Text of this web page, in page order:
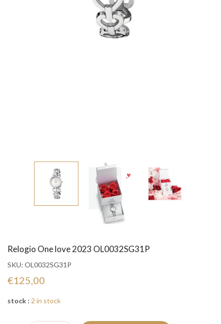
Relogio One love 2023 OL0032SG31P
SKU: OL0032SG31P
€125,00
stock : 2 in stock